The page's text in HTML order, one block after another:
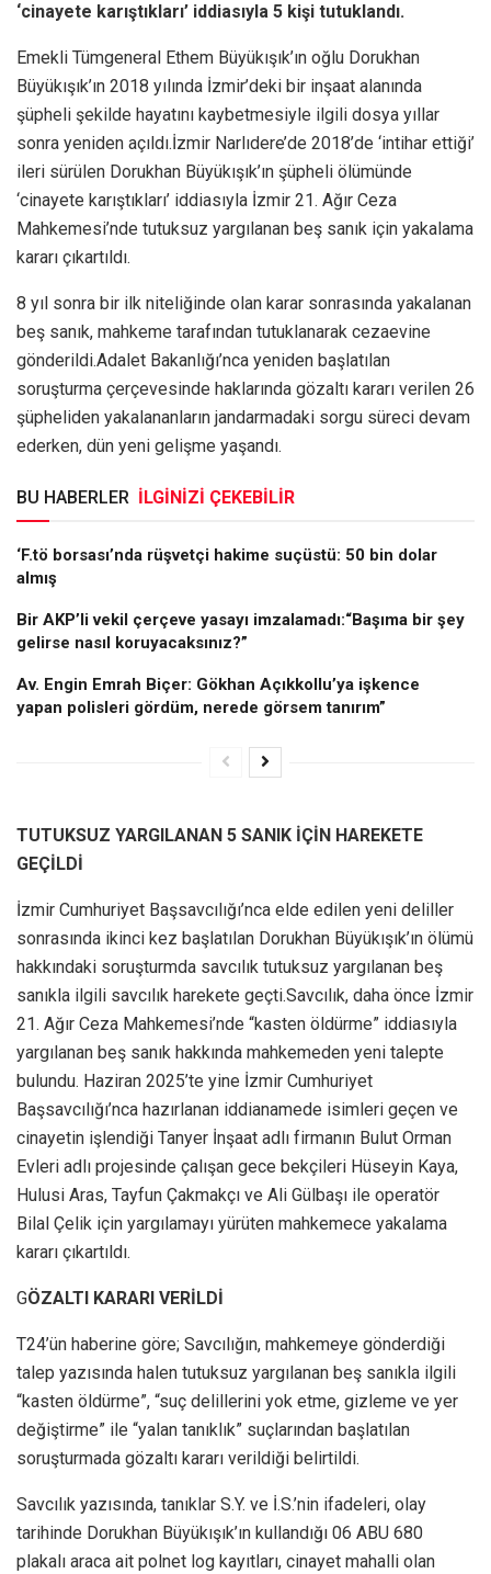
‘cinayete karıştıkları’ iddiasıyla 5 kişi tutuklandı.
Emekli Tümgeneral Ethem Büyükışık’ın oğlu Dorukhan
Büyükışık’ın 2018 yılında İzmir’deki bir inşaat alanında
şüpheli şekilde hayatını kaybetmesiyle ilgili dosya yıllar
sonra yeniden açıldı.İzmir Narlıdere’de 2018’de ‘intihar ettiği’
ileri sürülen Dorukhan Büyükışık’ın şüpheli ölümünde
‘cinayete karıştıkları’ iddiasıyla İzmir 21. Ağır Ceza
Mahkemesi’nde tutuksuz yargılanan beş sanık için yakalama
kararı çıkartıldı.
8 yıl sonra bir ilk niteliğinde olan karar sonrasında yakalanan
beş sanık, mahkeme tarafından tutuklanarak cezaevine
gönderildi.Adalet Bakanlığı’nca yeniden başlatılan
soruşturma çerçevesinde haklarında gözaltı kararı verilen 26
şüpheliden yakalananların jandarmadaki sorgu süreci devam
ederken, dün yeni gelişme yaşandı.
BU HABERLER İLGİNİZİ ÇEKEBİLİR
‘F.tö borsası’nda rüşvetçi hakime suçüstü: 50 bin dolar
almış
Bir AKP’li vekil çerçeve yasayı imzalamadı:“Başıma bir şey
gelirse nasıl koruyacaksınız?”
Av. Engin Emrah Biçer: Gökhan Açıkkollu’ya işkence
yapan polisleri gördüm, nerede görsem tanırım”
TUTUKSUZ YARGILANAN 5 SANIK İÇİN HAREKETE
GEÇİLDİ
İzmir Cumhuriyet Başsavcılığı’nca elde edilen yeni deliller
sonrasında ikinci kez başlatılan Dorukhan Büyükışık’ın ölümü
hakkındaki soruşturmda savcılık tutuksuz yargılanan beş
sanıkla ilgili savcılık harekete geçti.Savcılık, daha önce İzmir
21. Ağır Ceza Mahkemesi’nde “kasten öldürme” iddiasıyla
yargılanan beş sanık hakkında mahkemeden yeni talepte
bulundu. Haziran 2025’te yine İzmir Cumhuriyet
Başsavcılığı’nca hazırlanan iddianamede isimleri geçen ve
cinayetin işlendiği Tanyer İnşaat adlı firmanın Bulut Orman
Evleri adlı projesinde çalışan gece bekçileri Hüseyin Kaya,
Hulusi Aras, Tayfun Çakmakçı ve Ali Gülbaşı ile operatör
Bilal Çelik için yargılamayı yürüten mahkemece yakalama
kararı çıkartıldı.
GÖZALTI KARARI VERİLDİ
T24’ün haberine göre; Savcılığın, mahkemeye gönderdiği
talep yazısında halen tutuksuz yargılanan beş sanıkla ilgili
“kasten öldürme”, “suç delillerini yok etme, gizleme ve yer
değiştirme” ile “yalan tanıklık” suçlarından başlatılan
soruşturmada gözaltı kararı verildiği belirtildi.
Savcılık yazısında, tanıklar S.Y. ve İ.S.’nin ifadeleri, olay
tarihinde Dorukhan Büyükışık’ın kullandığı 06 ABU 680
plakalı araca ait polnet log kayıtları, cinayet mahalli olan